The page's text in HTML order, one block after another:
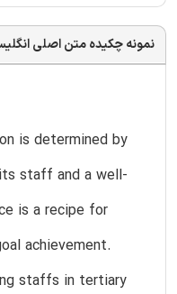
نمونه چکیده متن اصلی
is determined by
staff and a well-
is a recipe for
achievement.
staffs in tertiary